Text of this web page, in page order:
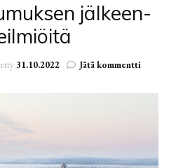
jälkeen-
31.10.2022 Jätä kommentti